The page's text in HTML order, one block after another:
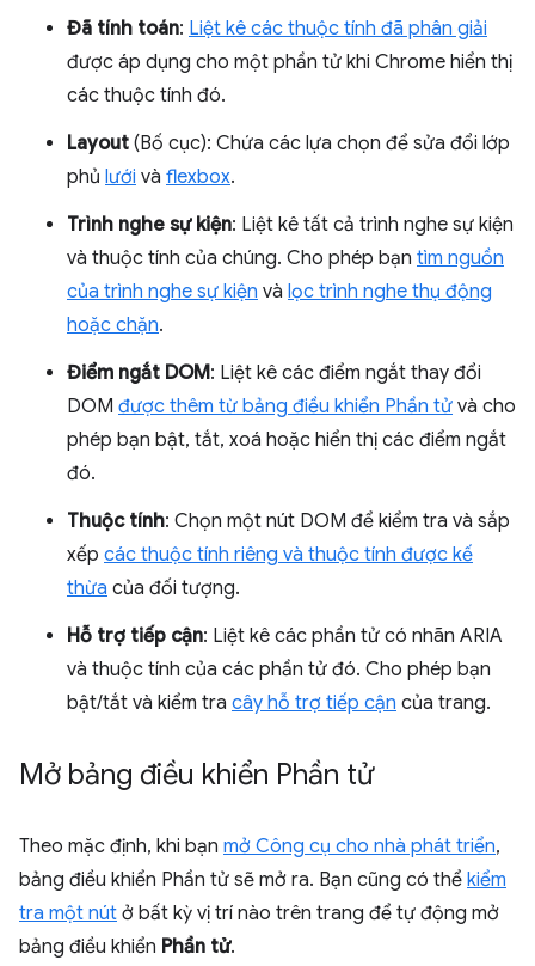
Đã tính toán: Liệt kê các thuộc tính đã phân giải
được áp dụng cho một phần tử khi Chrome hiển thị
các thuộc tính đó.
Layout (Bố cục): Chứa các lựa chọn để sửa đổi lớp
phủ lưới và flexbox.
Trình nghe sự kiện: Liệt kê tất cả trình nghe sự kiện
và thuộc tính của chúng. Cho phép bạn tìm nguồn
của trình nghe sự kiện và lọc trình nghe thụ động
hoặc chặn.
Điểm ngắt DOM: Liệt kê các điểm ngắt thay đổi
DOM được thêm từ bảng điều khiển Phần tử và cho
phép bạn bật, tắt, xoá hoặc hiển thị các điểm ngắt
đó.
Thuộc tính: Chọn một nút DOM để kiểm tra và sắp
xếp các thuộc tính riêng và thuộc tính được kế
thừa của đối tượng.
Hỗ trợ tiếp cận: Liệt kê các phần tử có nhãn ARIA
và thuộc tính của các phần tử đó. Cho phép bạn
bật/tắt và kiểm tra cây hỗ trợ tiếp cận của trang.
Mở bảng điều khiển Phần tử
Theo mặc định, khi bạn mở Công cụ cho nhà phát triển,
bảng điều khiển Phần tử sẽ mở ra. Bạn cũng có thể kiểm
tra một nút ở bất kỳ vị trí nào trên trang để tự động mở
bảng điều khiển Phần tử.